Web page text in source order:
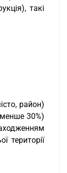
такі
район)
30%)
території